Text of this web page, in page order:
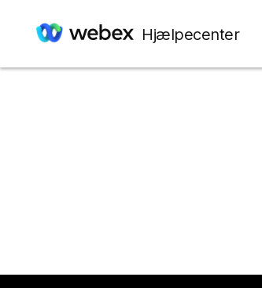
Hjælpecenter